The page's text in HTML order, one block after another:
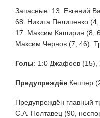
Запасные: 13. Евгений
68. Никита Пелипенко
17. Максим Каширин (8,
Максим Чернов (7, 46).
Голы: 1:0 Джафоев (15),
Предупреждён Кеппер
Предупреждён главный
С.А. Полтавец (90,